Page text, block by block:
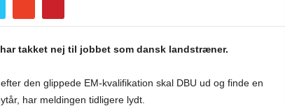
takket nej til jobbet som dansk landstræner.
den glippede EM-kvalifikation skal DBU ud og finde en
har meldingen tidligere lydt.